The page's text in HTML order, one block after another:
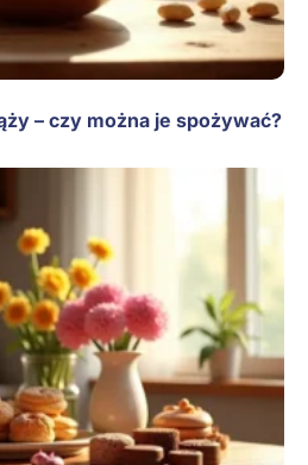
– czy można je spożywać?